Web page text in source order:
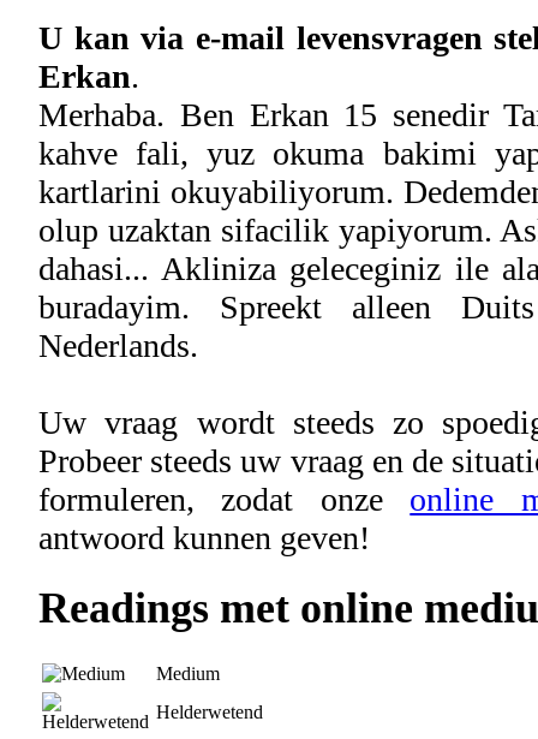
U kan via e-mail levensvragen
Erkan.
Merhaba. Ben Erkan 15 senedir
kahve fali, yuz okuma bakimi
kartlarini okuyabiliyorum.
olup uzaktan sifacilik yapiyorum.
dahasi... Akliniza geleceginiz ile
buradayim. Spreekt alleen
Nederlands.
Uw vraag wordt steeds zo
Probeer steeds uw vraag en de
formuleren, zodat onze online
antwoord kunnen geven!
Readings met online
Medium
Helderwetend